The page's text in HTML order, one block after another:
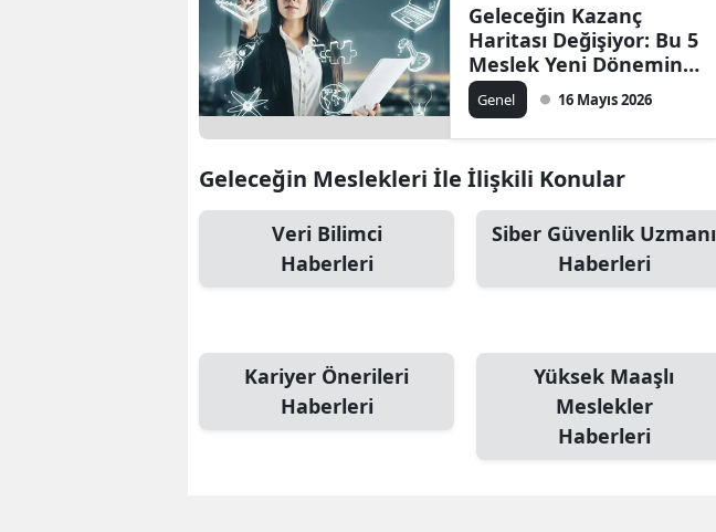
Geleceğin Kazanç
Haritası Değişiyor: Bu 5
Meslek Yeni Dönemin
En Güçlü Alanları
Arasında
Genel 16 Mayıs 2026
Geleceğin Meslekleri İle İlişkili Konular
Veri Bilimci
Haberleri
Siber Güvenlik Uzmanı
Haberleri
Kariyer Önerileri
Haberleri
Yüksek Maaşlı
Meslekler
Haberleri